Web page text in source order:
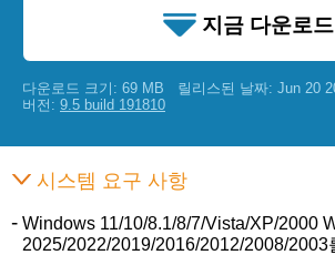
지금 다운로드
69 MB
다운로드 크기: 69 MB
릴리스된 날짜: Jun 20
버전: 9.5 build 191810
시스템 요구 사항
Windows 11/10/8.1/8/7/Vista/XP/2000
2025/2022/2019/2016/2012/2008/2003